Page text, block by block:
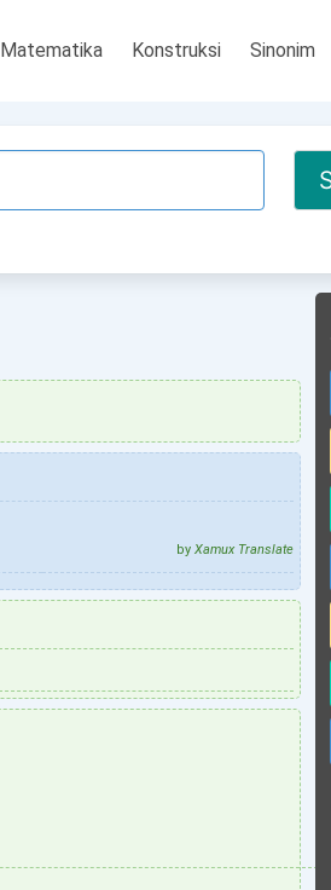
Matematika Konstruksi Sinonim
by Xamux Translate